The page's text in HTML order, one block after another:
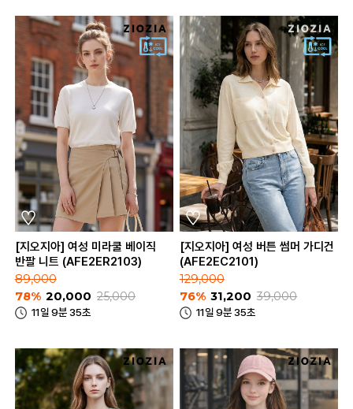
[지오지아] 여성 미라쿨 베이직
반팔 니트 (AFE2ER2103)
89,000
78% 20,000 25,000
11일 9분 35초
[지오지아] 여성 버튼 썸머 가디건
(AFE2EC2101)
129,000
76% 31,200 39,000
11일 9분 35초